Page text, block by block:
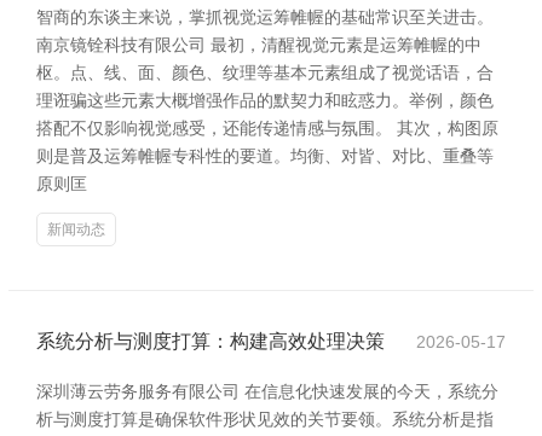
智商的东谈主来说，掌抓视觉运筹帷幄的基础常识至关进击。
南京镜铨科技有限公司 最初，清醒视觉元素是运筹帷幄的中
枢。点、线、面、颜色、纹理等基本元素组成了视觉话语，合
理诳骗这些元素大概增强作品的默契力和眩惑力。举例，颜色
搭配不仅影响视觉感受，还能传递情感与氛围。 其次，构图原
则是普及运筹帷幄专科性的要道。均衡、对皆、对比、重叠等
原则匡
新闻动态
系统分析与测度打算：构建高效处理决策 2026-05-17
深圳薄云劳务服务有限公司 在信息化快速发展的今天，系统分
析与测度打算是确保软件形状见效的关节要领。系统分析是指